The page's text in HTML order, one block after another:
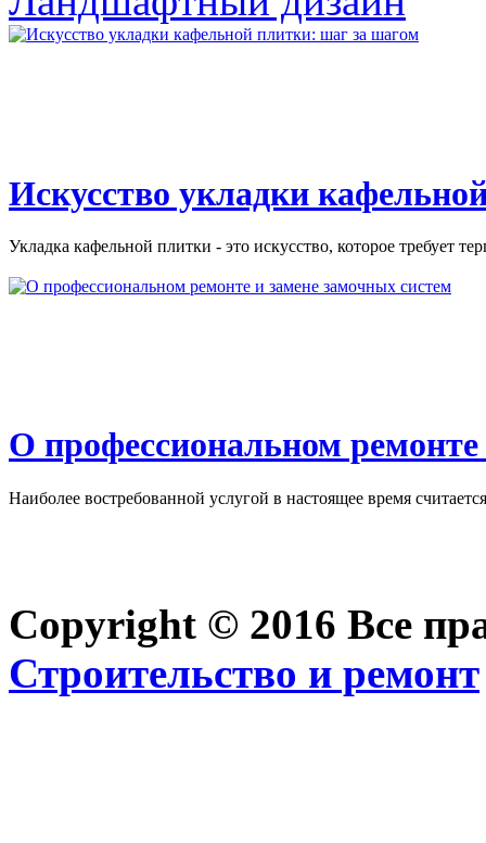
Искусство укладки
Укладка кафельной плитки - это искусство, которое требует
О профессиональном
Наиболее востребованной услугой в настоящее время
Copyright © 2016 Все
Строительство и ремонт